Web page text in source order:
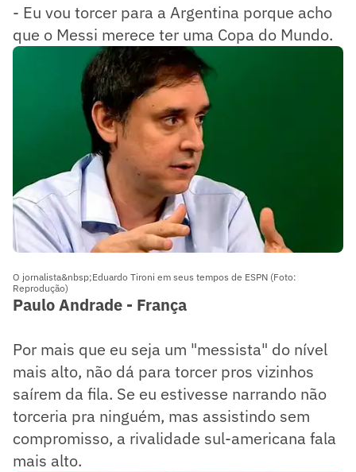
- Eu vou torcer para a Argentina porque acho
que o Messi merece ter uma Copa do Mundo.
O jornalista&nbsp;Eduardo Tironi em seus tempos de ESPN (Foto:
Reprodução)
Paulo Andrade - França
Por mais que eu seja um "messista" do nível
mais alto, não dá para torcer pros vizinhos
saírem da fila. Se eu estivesse narrando não
torceria pra ninguém, mas assistindo sem
compromisso, a rivalidade sul-americana fala
mais alto.